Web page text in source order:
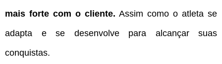
mais forte com o cliente.Assim como o atleta se
adapta e se desenvolve
para alcançar suas
conquistas.